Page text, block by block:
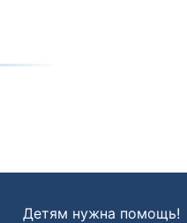
Детям нужна помощь!